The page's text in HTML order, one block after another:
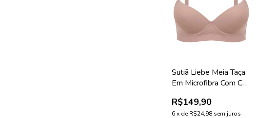
Sutiã Liebe Meia Taça
Em Microfibra Com Cós
R$149,90
6 x deR$24,98 sem juros